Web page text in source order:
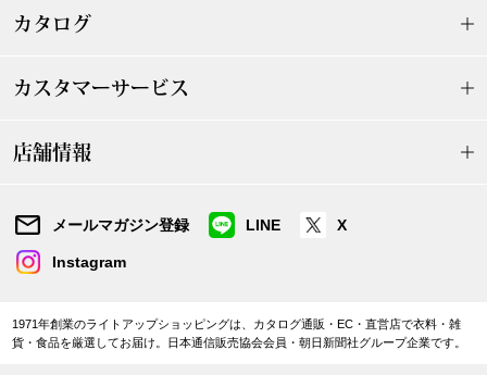
【特集】
カタログ
カスタマーサービス
店舗情報
メールマガジン登録 LINE X
Instagram
1971年創業のライトアップショッピングは、カタログ通販・EC・直営店で衣料・雑
貨・食品を厳選してお届け。日本通信販売協会会員・朝日新聞社グループ企業です。